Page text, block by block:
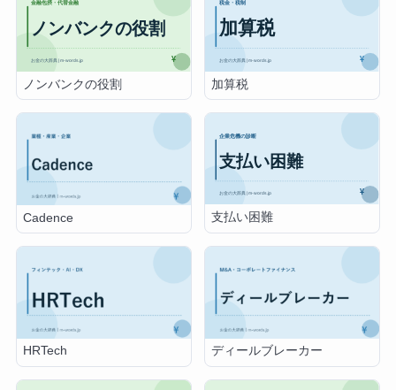
ノンバンクの役割 加算税
Cadence 支払い困難
HRTech ディールブレーカー